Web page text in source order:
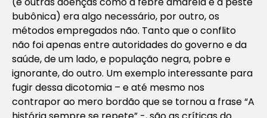
bubônica) era algo necessário, por outro, os
métodos empregados não. Tanto que o conflito
não foi apenas entre autoridades do governo e da
saúde, de um lado, e população negra, pobre e
ignorante, do outro. Um exemplo interessante para
fugir dessa dicotomia – e até mesmo nos
contrapor ao mero bordão que se tornou a frase “A